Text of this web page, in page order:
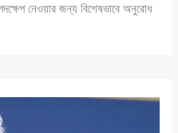
নেওয়ার জন্য বিশেষভাবে অনুরোধ